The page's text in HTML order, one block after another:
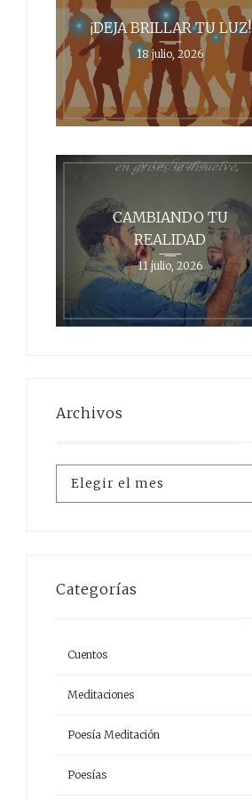
¡DEJA BRILLAR TU LUZ!
18 julio, 2026
CAMBIANDO TU
REALIDAD
11 julio, 2026
Archivos
Archivos
Categorías
Cuentos
Meditaciones
Poesía Meditación
Poesías